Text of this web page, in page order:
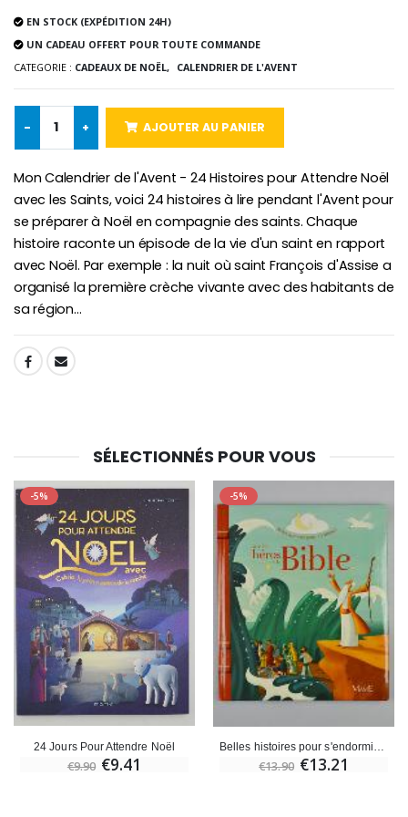
€9.90
€4.90
EN STOCK (EXPÉDITION 24H)
UN CADEAU OFFERT POUR TOUTE COMMANDE
CATEGORIE : CADEAUX DE NOËL, CALENDRIER DE L'AVENT
- + AJOUTER AU PANIER
Mon Calendrier de l'Avent - 24 Histoires pour Attendre Noël
avec les Saints, voici 24 histoires à lire pendant l'Avent pour
se préparer à Noël en compagnie des saints. Chaque
histoire raconte un épisode de la vie d'un saint en rapport
avec Noël. Par exemple : la nuit où saint François d'Assise a
organisé la première crèche vivante avec des habitants de
sa région...
SHARE:
SÉLECTIONNÉS POUR VOUS
-5%
24 Jours Pour Attendre Noël
€9.90 €9.41
-5%
€13.90 €13.21